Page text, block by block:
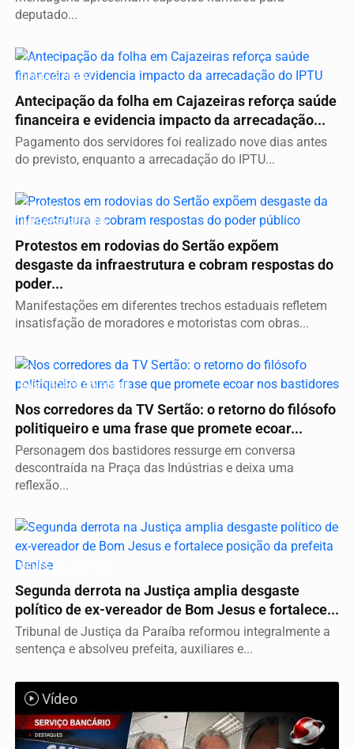
deputado...
Vídeo
GESTÃO FISCAL
Antecipação da folha em Cajazeiras reforça saúde
financeira e evidencia impacto da arrecadação...
Pagamento dos servidores foi realizado nove dias antes
do previsto, enquanto a arrecadação do IPTU...
Vídeo
INFRAESTRUTURA
Protestos em rodovias do Sertão expõem
desgaste da infraestrutura e cobram respostas do
poder...
Manifestações em diferentes trechos estaduais refletem
insatisfação de moradores e motoristas com obras...
Vídeo
BASTIDORES DO PODER
Nos corredores da TV Sertão: o retorno do filósofo
politiqueiro e uma frase que promete ecoar...
Personagem dos bastidores ressurge em conversa
descontraída na Praça das Indústrias e deixa uma
reflexão...
Vídeo
REVÉS NA JUSTIÇA
Segunda derrota na Justiça amplia desgaste
político de ex-vereador de Bom Jesus e fortalece...
Tribunal de Justiça da Paraíba reformou integralmente a
sentença e absolveu prefeita, auxiliares e...
Vídeo